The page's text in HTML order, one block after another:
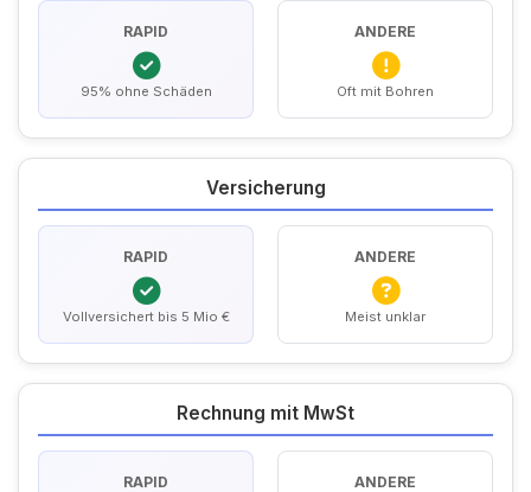
RAPID
95% ohne Schäden
ANDERE
Oft mit Bohren
Versicherung
RAPID
Vollversichert bis 5 Mio €
ANDERE
Meist unklar
Rechnung mit MwSt
RAPID ANDERE